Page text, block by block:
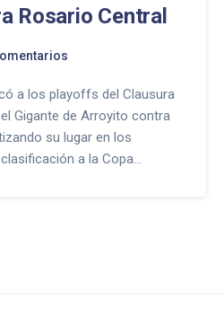
Rosario Central
a los playoffs del Clausura
Gigante de Arroyito contra
su lugar en los
a la Copa